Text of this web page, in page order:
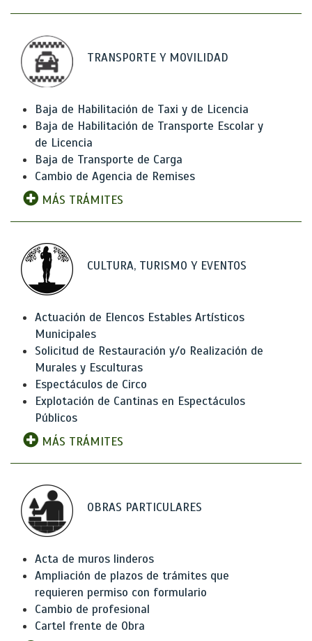
TRANSPORTE Y MOVILIDAD
Baja de Habilitación de Taxi y de Licencia
Baja de Habilitación de Transporte Escolar y
de Licencia
Baja de Transporte de Carga
Cambio de Agencia de Remises
MÁS TRÁMITES
CULTURA, TURISMO Y EVENTOS
Actuación de Elencos Estables Artísticos
Municipales
Solicitud de Restauración y/o Realización de
Murales y Esculturas
Espectáculos de Circo
Explotación de Cantinas en Espectáculos
Públicos
MÁS TRÁMITES
OBRAS PARTICULARES
Acta de muros linderos
Ampliación de plazos de trámites que
requieren permiso con formulario
Cambio de profesional
Cartel frente de Obra